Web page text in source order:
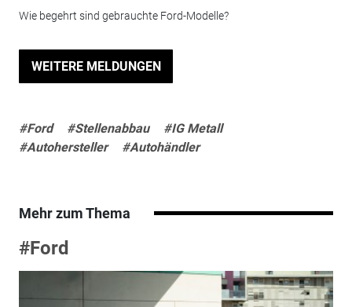
Wie begehrt sind gebrauchte Ford-Modelle?
WEITERE MELDUNGEN
#Ford #Stellenabbau
#IG Metall
#Autohersteller
#Autohändler
Mehr zum Thema
#Ford